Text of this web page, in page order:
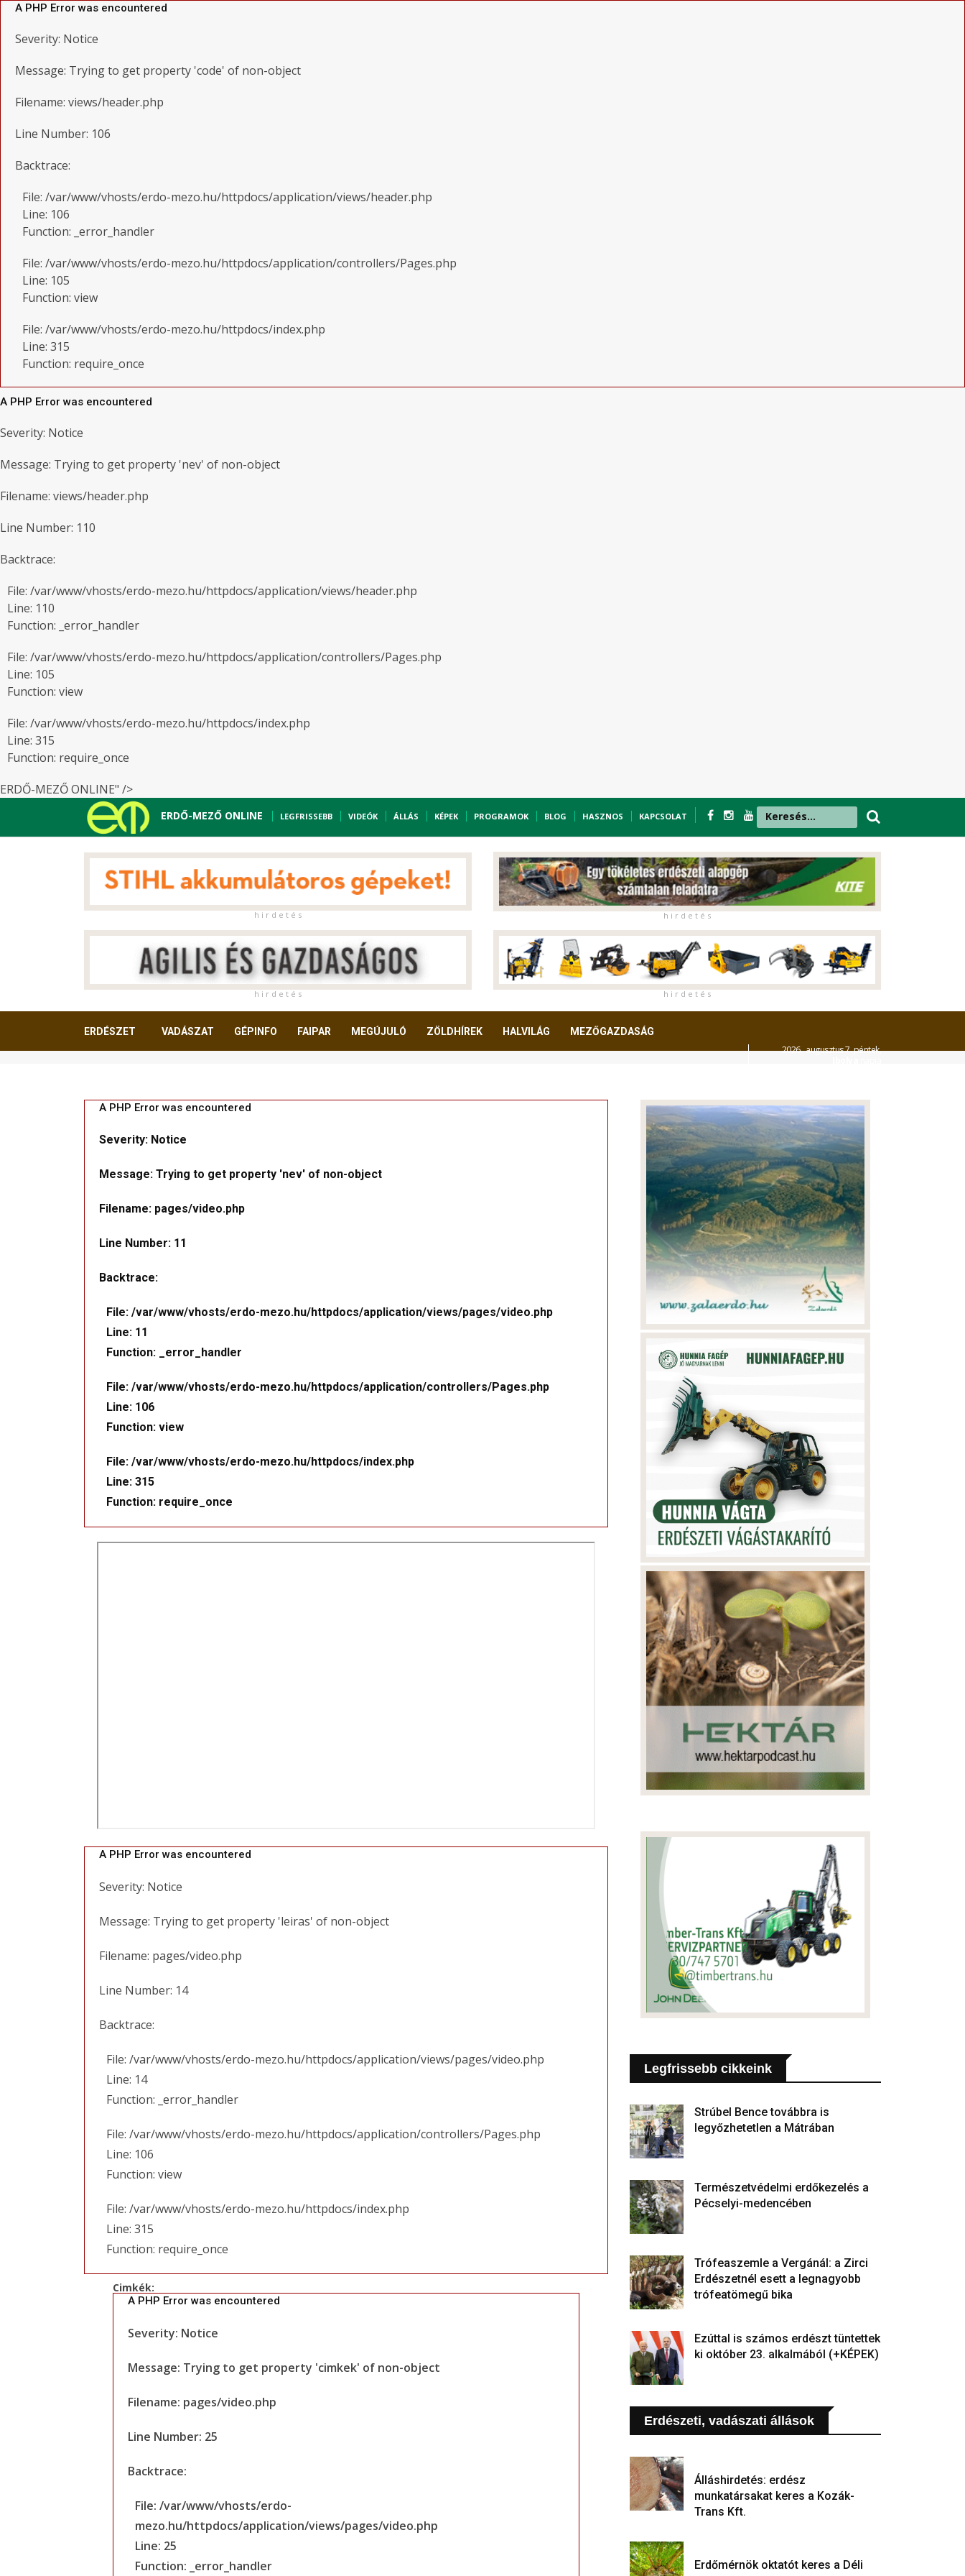
A PHP Error was encountered
Severity: Notice
Message: Trying to get property 'code' of non-object
Filename: views/header.php
Line Number: 106
Backtrace:
File: /var/www/vhosts/erdo-mezo.hu/httpdocs/application/views/header.php
Line: 106
Function: _error_handler
File: /var/www/vhosts/erdo-mezo.hu/httpdocs/application/controllers/Pages.php
Line: 105
Function: view
File: /var/www/vhosts/erdo-mezo.hu/httpdocs/index.php
Line: 315
Function: require_once
A PHP Error was encountered
Severity: Notice
Message: Trying to get property 'nev' of non-object
Filename: views/header.php
Line Number: 110
Backtrace:
File: /var/www/vhosts/erdo-mezo.hu/httpdocs/application/views/header.php
Line: 110
Function: _error_handler
File: /var/www/vhosts/erdo-mezo.hu/httpdocs/application/controllers/Pages.php
Line: 105
Function: view
File: /var/www/vhosts/erdo-mezo.hu/httpdocs/index.php
Line: 315
Function: require_once
ERDŐ-MEZŐ ONLINE" />
ERDŐ-MEZŐ ONLINE LEGFRISSEBB VIDEÓK ÁLLÁS KÉPEK PROGRAMOK BLOG HASZNOS KAPCSOLAT
h i r d e t é s h i r d e t é s
h i r d e t é s h i r d e t é s
ERDÉSZET VADÁSZAT GÉPINFO FAIPAR MEGÚJULÓ ZÖLDHÍREK HALVILÁG MEZŐGAZDASÁG
2026. augusztus 7. péntek,
A PHP Error was encountered
Severity: Notice
Message: Trying to get property 'nev' of non-object
Filename: pages/video.php
Line Number: 11
Backtrace:
File: /var/www/vhosts/erdo-mezo.hu/httpdocs/application/views/pages/video.php
Line: 11
Function: _error_handler
File: /var/www/vhosts/erdo-mezo.hu/httpdocs/application/controllers/Pages.php
Line: 106
Function: view
File: /var/www/vhosts/erdo-mezo.hu/httpdocs/index.php
Line: 315
Function: require_once
A PHP Error was encountered
Severity: Notice
Message: Trying to get property 'leiras' of non-object
Filename: pages/video.php
Line Number: 14
Backtrace:
File: /var/www/vhosts/erdo-mezo.hu/httpdocs/application/views/pages/video.php
Line: 14
Function: _error_handler
File: /var/www/vhosts/erdo-mezo.hu/httpdocs/application/controllers/Pages.php
Line: 106
Function: view
File: /var/www/vhosts/erdo-mezo.hu/httpdocs/index.php
Line: 315
Function: require_once
Cimkék:
A PHP Error was encountered
Severity: Notice
Message: Trying to get property 'cimkek' of non-object
Filename: pages/video.php
Line Number: 25
Backtrace:
File: /var/www/vhosts/erdo-
mezo.hu/httpdocs/application/views/pages/video.php
Line: 25
Function: _error_handler
Legfrissebb cikkeink
Strúbel Bence továbbra is
legyőzhetetlen a Mátrában
Természetvédelmi erdőkezelés a
Pécselyi-medencében
Trófeaszemle a Vergánál: a Zirci
Erdészetnél esett a legnagyobb
trófeatömegű bika
Ezúttal is számos erdészt tüntettek
ki október 23. alkalmából (+KÉPEK)
Erdészeti, vadászati állások
Álláshirdetés: erdész
munkatársakat keres a Kozák-
Trans Kft.
Erdőmérnök oktatót keres a Déli